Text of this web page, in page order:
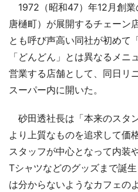
1972（昭和47）年12月創
唐樋町）が展開するチェーン
とも呼び声高い同社が初めて
「どんどん」とは異なるメニ
営業する店舗として、同日リ
スーパー内に開いた。
砂田透社長は「本来のスタ
より上質なものを追求して価
スタッフが中心となって内装
Tシャツなどのグッズまで誕
は分からないようなカフェの